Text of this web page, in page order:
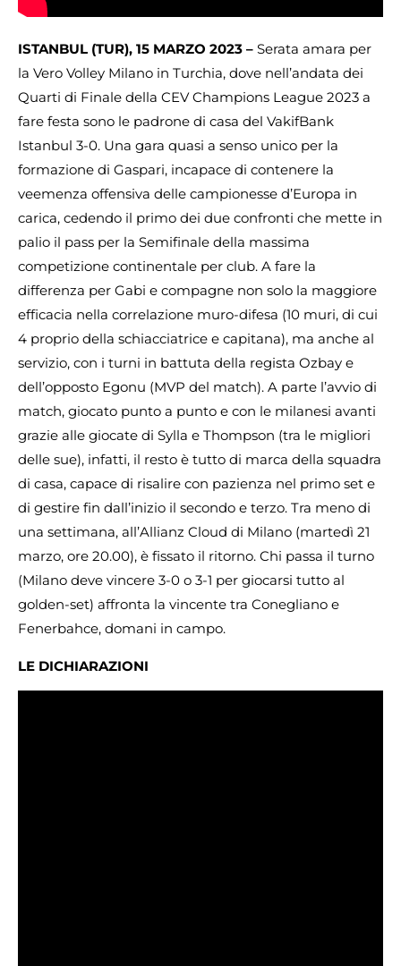
ISTANBUL (TUR), 15 MARZO 2023 – Serata amara per
la Vero Volley Milano in Turchia, dove nell’andata dei
Quarti di Finale della CEV Champions League 2023 a
fare festa sono le padrone di casa del VakifBank
Istanbul 3-0. Una gara quasi a senso unico per la
formazione di Gaspari, incapace di contenere la
veemenza offensiva delle campionesse d’Europa in
carica, cedendo il primo dei due confronti che mette in
palio il pass per la Semifinale della massima
competizione continentale per club. A fare la
differenza per Gabi e compagne non solo la maggiore
efficacia nella correlazione muro-difesa (10 muri, di cui
4 proprio della schiacciatrice e capitana), ma anche al
servizio, con i turni in battuta della regista Ozbay e
dell’opposto Egonu (MVP del match). A parte l’avvio di
match, giocato punto a punto e con le milanesi avanti
grazie alle giocate di Sylla e Thompson (tra le migliori
delle sue), infatti, il resto è tutto di marca della squadra
di casa, capace di risalire con pazienza nel primo set e
di gestire fin dall’inizio il secondo e terzo. Tra meno di
una settimana, all’Allianz Cloud di Milano (martedì 21
marzo, ore 20.00), è fissato il ritorno. Chi passa il turno
(Milano deve vincere 3-0 o 3-1 per giocarsi tutto al
golden-set) affronta la vincente tra Conegliano e
Fenerbahce, domani in campo.
LE DICHIARAZIONI